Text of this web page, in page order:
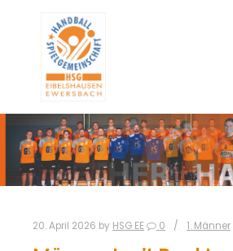
20. April 2026 by HSG EE 0 1. Männer